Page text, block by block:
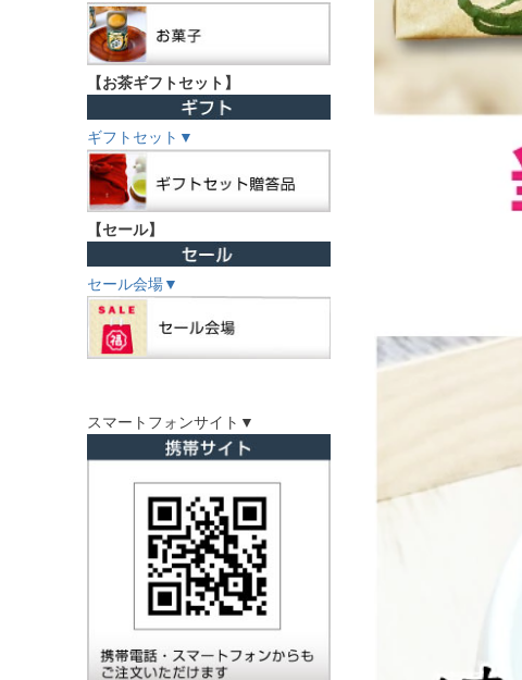
【お茶ギフトセット】
ギフトセット▼
【セール】
セール会場▼
スマートフォンサイト▼